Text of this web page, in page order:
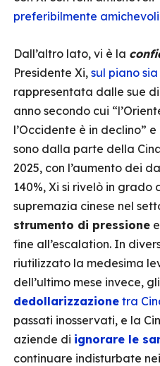
preferibilmente amichevoli
Dall’altro lato, vi è la
Presidente Xi, sul piano
rappresentata dalle sue
anno secondo cui
l’Occidente è in declino”
sono dalla parte della
2025, con l’aumento dei
140%, Xi si rivelò in grado
supremazia cinese nel
strumento di pressione
fine all’escalation. In
riutilizzato la medesima
dell’ultimo mese invece, gli
dedollarizzazione tra
passati inosservati, e la
aziende di ignorare le
continuare indisturbate